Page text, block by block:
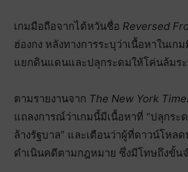
เกมมือถือจากไต้หวันชื่อ Reversed
ฮ่องกง หลังทางการระบุว่าเนื้อหาในเ
แยกดินแดนและปลุกระดมให้โค่นล้มร
ตามรายงานจาก The New York
แถลงการณ์ว่าเกมนี้มีเนื้อหาที่ “ปลุกระ
ล้างรัฐบาล” และเตือนว่าผู้ที่ดาวน์โหล
ดำเนินคดีตามกฎหมาย ซึ่งมีโทษถึงขั้น